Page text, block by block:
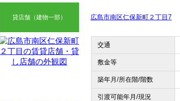
貸店舗（建物一部） 広島市南区仁保新町２丁目7
交通
敷金等
築年月/所在階/階数
引渡可能年月/現況